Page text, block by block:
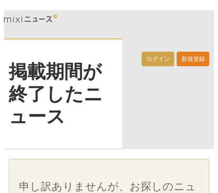
ログイン 新規登録
掲載期間が
終了したニ
ュース
申し訳ありませんが、お探しのニュ